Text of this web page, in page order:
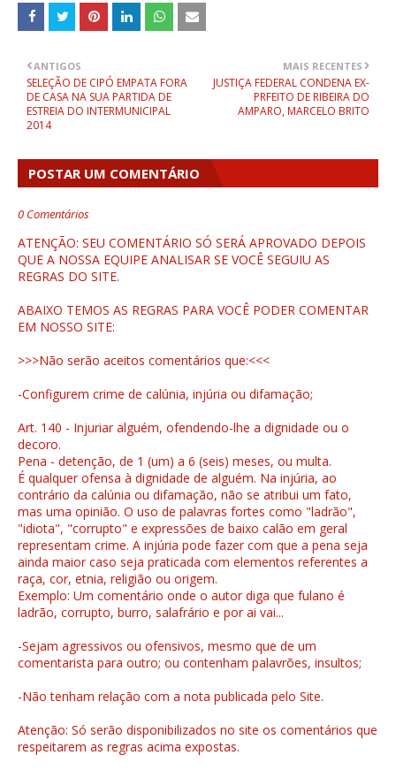
MAIS RECENTES
JUSTIÇA FEDERAL CONDENA EX-
PRFEITO DE RIBEIRA DO
AMPARO, MARCELO BRITO
ANTIGOS
SELEÇÃO DE CIPÓ EMPATA FORA
DE CASA NA SUA PARTIDA DE
ESTREIA DO INTERMUNICIPAL
2014
POSTAR UM COMENTÁRIO
0 Comentários
ATENÇÃO: SEU COMENTÁRIO SÓ SERÁ APROVADO DEPOIS
QUE A NOSSA EQUIPE ANALISAR SE VOCÊ SEGUIU AS
REGRAS DO SITE.
ABAIXO TEMOS AS REGRAS PARA VOCÊ PODER COMENTAR
EM NOSSO SITE:
>>>Não serão aceitos comentários que:<<<
-Configurem crime de calúnia, injúria ou difamação;
Art. 140 - Injuriar alguém, ofendendo-lhe a dignidade ou o
decoro.
Pena - detenção, de 1 (um) a 6 (seis) meses, ou multa.
É qualquer ofensa à dignidade de alguém. Na injúria, ao
contrário da calúnia ou difamação, não se atribui um fato,
mas uma opinião. O uso de palavras fortes como "ladrão",
"idiota", "corrupto" e expressões de baixo calão em geral
representam crime. A injúria pode fazer com que a pena seja
ainda maior caso seja praticada com elementos referentes a
raça, cor, etnia, religião ou origem.
Exemplo: Um comentário onde o autor diga que fulano é
ladrão, corrupto, burro, salafrário e por ai vai...
-Sejam agressivos ou ofensivos, mesmo que de um
comentarista para outro; ou contenham palavrões, insultos;
-Não tenham relação com a nota publicada pelo Site.
Atenção: Só serão disponibilizados no site os comentários que
respeitarem as regras acima expostas.